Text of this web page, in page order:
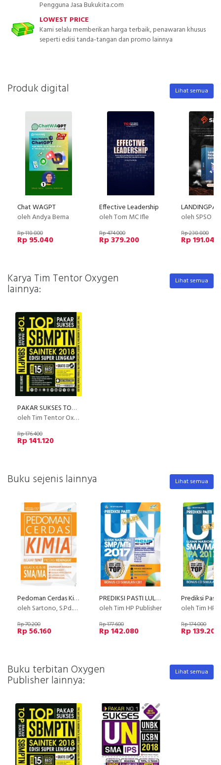
Pengguna Jasa Bukukita.com
LOWEST PRICE
Kami selalu memberikan harga terbaik, penawaran khusus
seperti edisi tanda-tangan dan promo lainnya
Produk digital Lihat semua
Chat WAGPT
oleh Andya Berna
Rp 118.800
Rp 95.040
Effective Leadership
oleh Tom MC Ifle
Rp 474.000
Rp 379.200
oleh SPSO
Rp 238.800
Rp 191.040
Karya Tim Tentor Oxygen
lainnya:
Lihat semua
PAKAR SUKSES TOP SBMPTN SAINTEK 2018
oleh Tim Tentor Oxygen
Rp 176.400
Rp 141.120
Buku sejenis lainnya Lihat semua
Pedoman Cerdas Kimia SMA/MA
oleh Sartono, S.Pd.Si & Ernawati, S.Si
Rp 70.200
Rp 56.160
PREDIKSI PASTI LULUS UN SMP/MTs 2017 [Bonus CD SIMULASI CBT]
oleh Tim HP Publisher
Rp 177.600
Rp 142.080
oleh Tim HP
Rp 174.000
Rp 139.200
Buku terbitan Oxygen
Publisher lainnya:
Lihat semua